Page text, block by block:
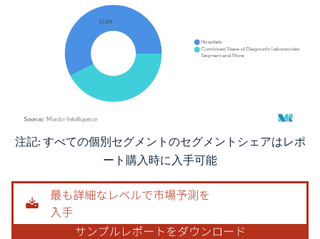
画像 © Mordor Intelligence。再利用にはCC BY 4.0の表示が必要です。
注記: すべての個別セグメントのセグメントシェアはレポ
ート購入時に入手可能